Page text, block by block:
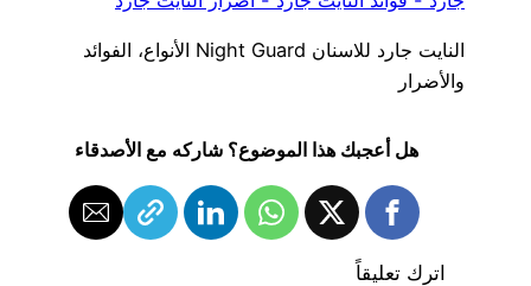
النايت جارد للاسنان Night Guard الأنواع، الفوائد
والأضرار
هل أعجبك هذا الموضوع؟ شاركه مع الأصدقاء
اترك تعليقاً